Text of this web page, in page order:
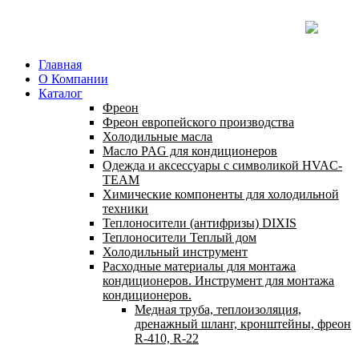
Главная
О Компании
Каталог
Фреон
Фреон европейского производства
Холодильные масла
Масло PAG для кондиционеров
Одежда и аксессуары с символикой HVAC-
TEAM
Химические компоненты для холодильной
техники
Теплоносители (антифризы) DIXIS
Теплоносители Теплый дом
Холодильный инструмент
Расходные материалы для монтажа
кондиционеров. Инструмент для монтажа
кондиционеров.
Медная труба, теплоизоляция,
дренажный шланг, кронштейны, фреон
R-410, R-22